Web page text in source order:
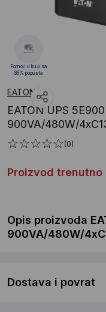
EATON
EATON UPS
900VA/480W/
(0)
Proizvod
Pomoć u kući sa
88% popusta
Opis proizvoda
900VA/480W/
Dostava i povrat